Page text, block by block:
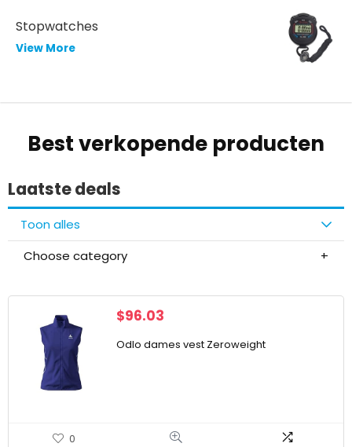
Stopwatches
View More
Best verkopende producten
Laatste deals
Toon alles
Choose category
$96.03
Odlo dames vest Zeroweight
0